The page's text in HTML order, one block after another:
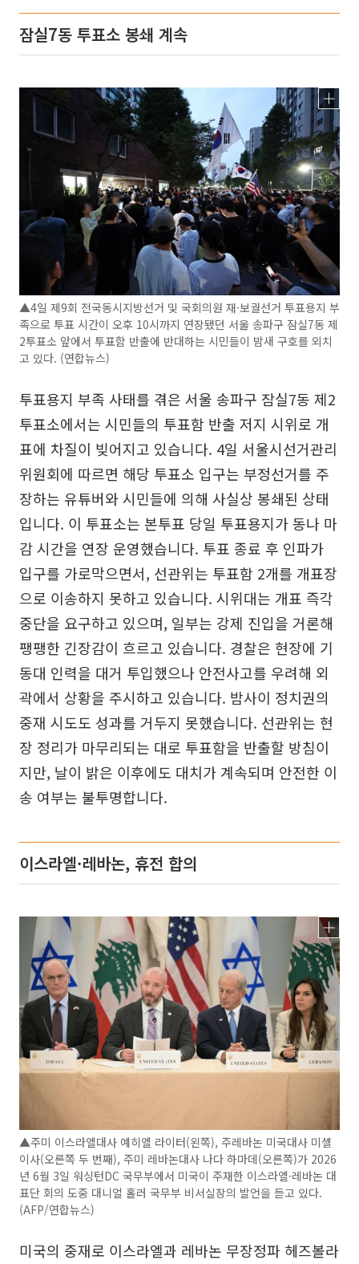
잠실7동 투표소 봉쇄 계속
▲4일 제9회 전국동시지방선거 및 국회의원 재·보궐선거 투표용지 부
족으로 투표 시간이 오후 10시까지 연장됐던 서울 송파구 잠실7동 제
2투표소 앞에서 투표함 반출에 반대하는 시민들이 밤새 구호를 외치
고 있다. (연합뉴스)
투표용지 부족 사태를 겪은 서울 송파구 잠실7동 제2
투표소에서는 시민들의 투표함 반출 저지 시위로 개
표에 차질이 빚어지고 있습니다. 4일 서울시선거관리
위원회에 따르면 해당 투표소 입구는 부정선거를 주
장하는 유튜버와 시민들에 의해 사실상 봉쇄된 상태
입니다. 이 투표소는 본투표 당일 투표용지가 동나 마
감 시간을 연장 운영했습니다. 투표 종료 후 인파가
입구를 가로막으면서, 선관위는 투표함 2개를 개표장
으로 이송하지 못하고 있습니다. 시위대는 개표 즉각
중단을 요구하고 있으며, 일부는 강제 진입을 거론해
팽팽한 긴장감이 흐르고 있습니다. 경찰은 현장에 기
동대 인력을 대거 투입했으나 안전사고를 우려해 외
곽에서 상황을 주시하고 있습니다. 밤사이 정치권의
중재 시도도 성과를 거두지 못했습니다. 선관위는 현
장 정리가 마무리되는 대로 투표함을 반출할 방침이
지만, 날이 밝은 이후에도 대치가 계속되며 안전한 이
송 여부는 불투명합니다.
이스라엘·레바논, 휴전 합의
▲주미 이스라엘대사 예히엘 라이터(왼쪽), 주레바논 미국대사 미셸
이사(오른쪽 두 번째), 주미 레바논대사 나다 하마데(오른쪽)가 2026
년 6월 3일 워싱턴DC 국무부에서 미국이 주재한 이스라엘·레바논 대
표단 회의 도중 대니얼 홀러 국무부 비서실장의 발언을 듣고 있다.
(AFP/연합뉴스)
미국의 중재로 이스라엘과 레바논 무장정파 헤즈볼라